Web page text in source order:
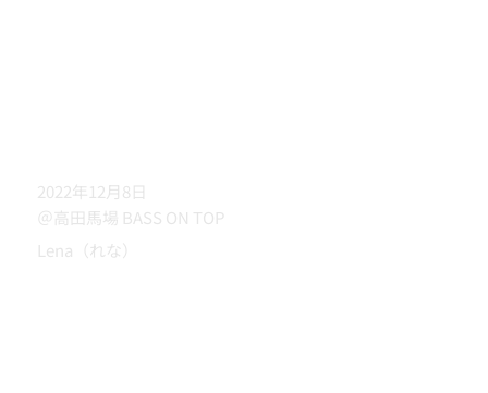
2022年12月8日
＠高田馬場 BASS ON TOP
Lena（れな）